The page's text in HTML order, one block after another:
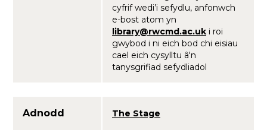
cyfrif wedi’i sefydlu, anfonwch
e-bost atom yn
library@rwcmd.ac.uk i roi
gwybod i ni eich bod chi eisiau
cael eich cysylltu â'n
tanysgrifiad sefydliadol
Adnodd The Stage